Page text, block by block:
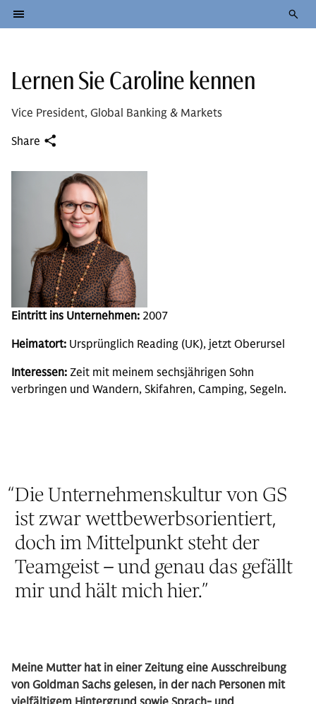
Lernen Sie Caroline kennen
Vice President, Global Banking & Markets
Share
Eintritt ins Unternehmen: 2007
Heimatort: Ursprünglich Reading (UK), jetzt Oberursel
Interessen: Zeit mit meinem sechsjährigen Sohn
verbringen und Wandern, Skifahren, Camping, Segeln.
“Die Unternehmenskultur von GS
ist zwar wettbewerbsorientiert,
doch im Mittelpunkt steht der
Teamgeist – und genau das gefällt
mir und hält mich hier.”
Meine Mutter hat in einer Zeitung eine Ausschreibung
von Goldman Sachs gelesen, in der nach Personen mit